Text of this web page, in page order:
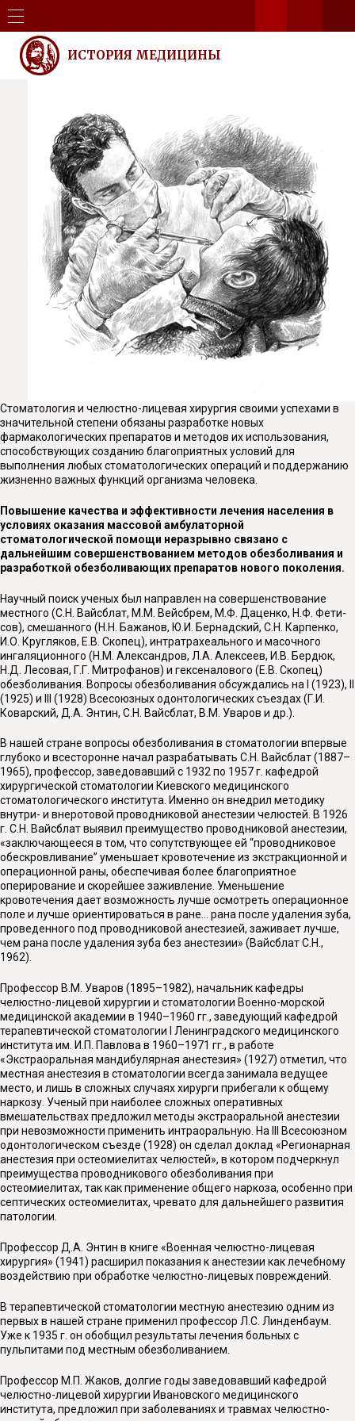
ИСТОРИЯ МЕДИЦИНЫ
Стоматология и челюстно-лицевая хирургия своими успехами в
значительной степени обязаны разработке новых
фармакологических препаратов и методов их использования,
способствующих созданию благоприятных условий для
выполнения любых стоматологических операций и поддержанию
жизненно важных функций организма человека.
Повышение качества и эффективности лечения населения в
условиях оказания массовой амбулаторной
стоматологической помощи неразрывно связано с
дальнейшим совершенствованием методов обезболивания и
разработкой обезболивающих препаратов нового поколения.
Научный поиск ученых был направлен на совершенствование
местного (С.Н. Вайсблат, М.М. Вейсбрем, М.Ф. Даценко, Н.Ф. Фети­
сов), смешанного (Н.Н. Бажанов, Ю.И. Бернадский, С.Н. Карпенко,
И.О. Кругляков, Е.В. Скопец), интратрахеального и масочного
ингаляционного (Н.М. Александров, Л.А. Алексеев, И.В. Бердюк,
Н.Д. Лесовая, Г.Г. Митрофанов) и гексеналового (Е.В. Скопец)
обезболивания. Вопросы обезболивания обсуждались на I (1923), II
(1925) и III (1928) Всесоюзных одонтологических съездах (Г.И.
Коварский, Д.А. Энтин, С.Н. Вайсблат, В.М. Уваров и др.).
В нашей стране вопросы обезболивания в стоматологии впервые
глубоко и всесторонне начал разрабатывать С.Н. Вайсблат (1887–
1965), профессор, заведовавший с 1932 по 1957 г. кафедрой
хирургической стоматологии Киевского медицинского
стоматологического института. Именно он внедрил методику
внутри- и внеротовой проводниковой анестезии челюстей. В 1926
г. С.Н. Вайсблат выявил преимущество проводниковой анестезии,
«заключающееся в том, что сопутствующее ей “проводниковое
обескровливание” уменьшает кровотечение из экстракционной и
операционной раны, обеспечивая более благоприятное
оперирование и скорейшее заживление. Уменьшение
кровотечения дает возможность лучше осмотреть операционное
поле и лучше ориентироваться в ране... рана после удаления зуба,
проведенного под проводниковой анестезией, заживает лучше,
чем рана после удаления зуба без анестезии» (Вайсблат С.Н.,
1962).
Профессор В.М. Уваров (1895–1982), начальник кафедры
челюстно-лицевой хирургии и стоматологии Военно-морской
медицинской академии в 1940–1960 гг., заведующий кафедрой
терапевтической стоматологии I Ленинградского медицинского
института им. И.П. Пав­лова в 1960–1971 гг., в работе
«Экстраоральная мандибулярная анес­тезия» (1927) отметил, что
местная анестезия в стоматологии всегда занимала ведущее
место, и лишь в сложных случаях хирурги прибегали к общему
наркозу. Ученый при наиболее сложных оперативных
вмешательствах предложил методы экстраоральной анестезии
при невозможности применить интраоральную. На III Всесоюзном
одонтологическом съезде (1928) он сделал доклад «Регионарная
анестезия при остеомиелитах челюстей», в котором подчеркнул
преимущества проводникового обезболивания при
остеомиелитах, так как применение общего наркоза, особенно при
септических остеомиелитах, чрева­то для дальнейшего развития
патологии.
Профессор Д.А. Энтин в книге «Военная челюстно-лицевая
хирургия» (1941) расширил показания к анестезии как лечебному
воздействию при обработке челюстно-лицевых повреждений.
В терапевтической стоматологии местную анестезию одним из
первых в нашей стране применил профессор Л.С. Линденбаум.
Уже к 1935 г. он обобщил результаты лечения больных с
пульпитами под местным обезболиванием.
Профессор М.П. Жаков, долгие годы заведовавший кафедрой
челюстно-лицевой хирургии Ивановского медицинского
института, предложил при заболеваниях и травмах челюстно-